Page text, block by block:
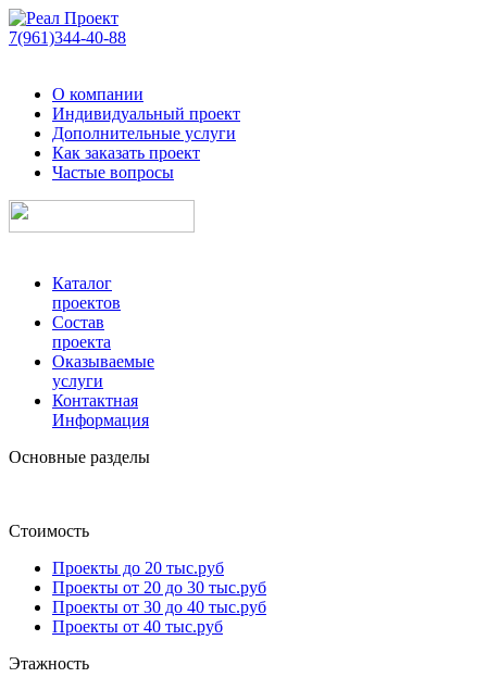
7(961)344-40-88
О компании
Индивидуальный проект
Дополнительные услуги
Как заказать проект
Частые вопросы
Каталог
проектов
Состав
проекта
Оказываемые
услуги
Контактная
Информация
Основные разделы
Стоимость
Проекты до 20 тыс.руб
Проекты от 20 до 30 тыс.руб
Проекты от 30 до 40 тыс.руб
Проекты от 40 тыс.руб
Этажность